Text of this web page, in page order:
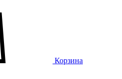
Корзина